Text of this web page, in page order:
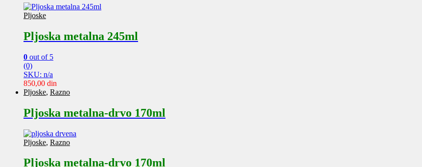
Pljoske
Pljoska metalna 245ml
0 out of 5
(0)
SKU: n/a
850,00 din
Pljoske, Razno
Pljoska metalna-drvo 170ml
Pljoske, Razno
Pljoska metalna-drvo 170ml